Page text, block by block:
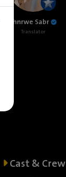
Shnrwe Sabr
Translator
Cast & Crew